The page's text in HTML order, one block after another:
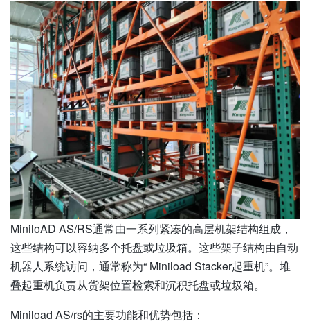
MiniloAD AS/RS通常由一系列紧凑的高层机架结构组成，
这些结构可以容纳多个托盘或垃圾箱。这些架子结构由自动
机器人系统访问，通常称为“ Miniload Stacker起重机”。堆
叠起重机负责从货架位置检索和沉积托盘或垃圾箱。
Miniload AS/rs的主要功能和优势包括：